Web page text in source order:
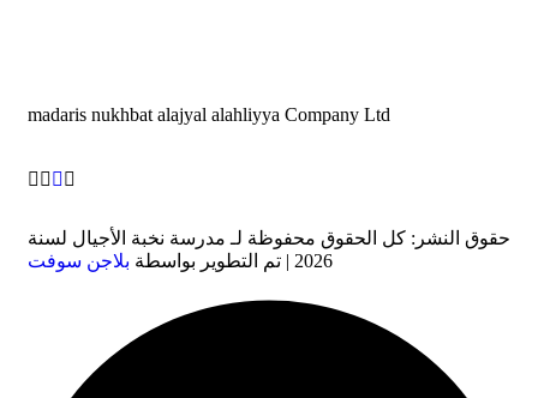
madaris nukhbat alajyal alahliyya Company Ltd
حقوق النشر: كل الحقوق محفوظة لـ مدرسة نخبة الأجيال لسنة
2026 | تم التطوير بواسطة
بلاجن سوفت